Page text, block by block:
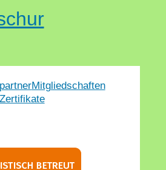
Mitgliedschaften